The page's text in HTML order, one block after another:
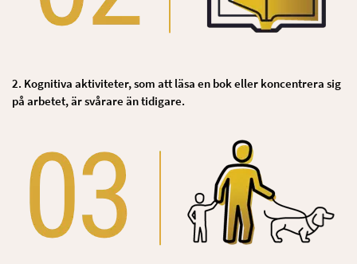
2. Kognitiva aktiviteter, som att läsa en bok eller koncentrera sig
på arbetet, är svårare än tidigare.